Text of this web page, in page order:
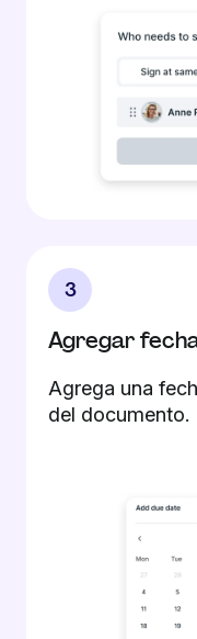
3
Agregar
Agrega una
del documento.